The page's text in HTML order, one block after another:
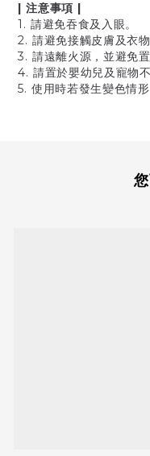
| 注意事項 |
1. 請避免吞食及入眼。
2. 請避免接觸皮膚及衣物
3. 請遠離火源，並避免
4. 請置於嬰幼兒及寵物
5. 使用時若發生變色情